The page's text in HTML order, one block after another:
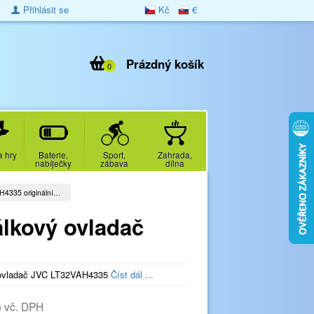
Kč €
Přihlásit se
Prázdný košík
0
hry Baterie,
nabíječky
Sport,
zábava
Zahrada,
dílna
originální…
ovladač
JVC LT32VAH4335 Číst dál ...
vč. DPH